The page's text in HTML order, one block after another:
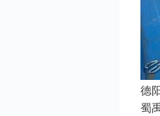
德
蜀